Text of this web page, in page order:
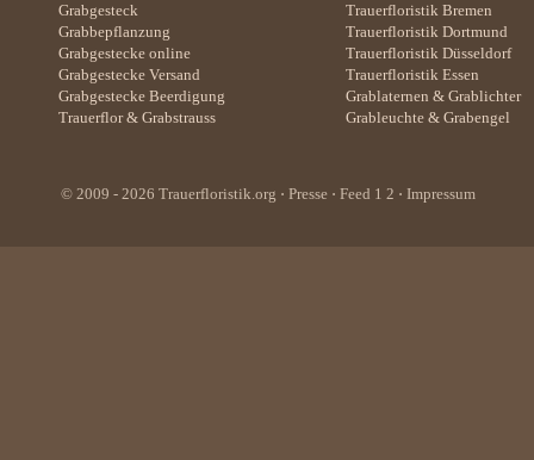
Grabgesteck
Grabbepflanzung
Grabgestecke online
Grabgestecke Versand
Grabgestecke Beerdigung
Trauerflor& Grabstrauss
Trauerfloristik Bremen
Trauerfloristik Dortmund
Trauerfloristik Düsseldorf
Trauerfloristik Essen
Grablaternen & Grablichter
Grableuchte & Grabengel
© 2009 - 2026 Trauerfloristik.org ⋅ Presse ⋅ Feed 1 2 ⋅ Impressum